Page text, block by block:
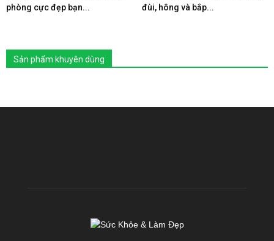
phòng cực đẹp bạn...
đùi, hông và bắp...
Sản phẩm khuyên dùng